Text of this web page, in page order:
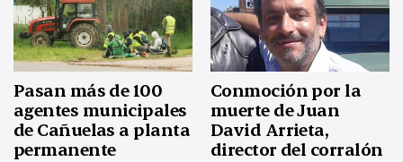
Pasan más de 100
agentes municipales
de Cañuelas a planta
permanente
Conmoción por la
muerte de Juan
David Arrieta,
director del corralón